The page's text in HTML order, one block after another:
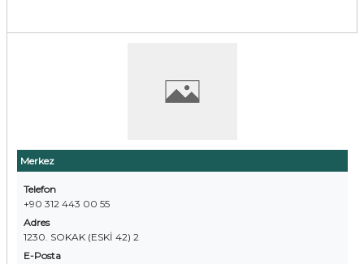
Merkez
Telefon
+90 312 443 00 55
Adres
1230. SOKAK (ESKİ 42) 2
E-Posta